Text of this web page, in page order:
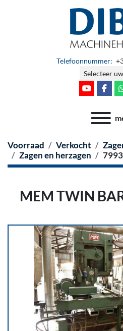
Telefoonnummer:
Selecteer
youtube
Voorraad Verkocht
Zagen en herzagen
MEM TWIN